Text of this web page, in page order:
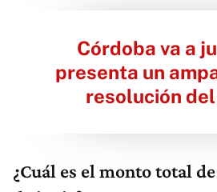
Córdoba va a
presenta un
resolución del
¿Cuál es el monto total